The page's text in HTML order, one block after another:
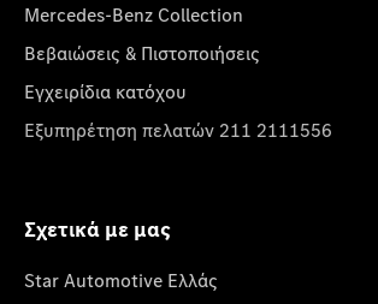
Mercedes-Benz Collection
Βεβαιώσεις & Πιστοποιήσεις
Εγχειρίδια κατόχου
Εξυπηρέτηση πελατών 211 2111556
Σχετικά με μας
Star Automotive Ελλάς